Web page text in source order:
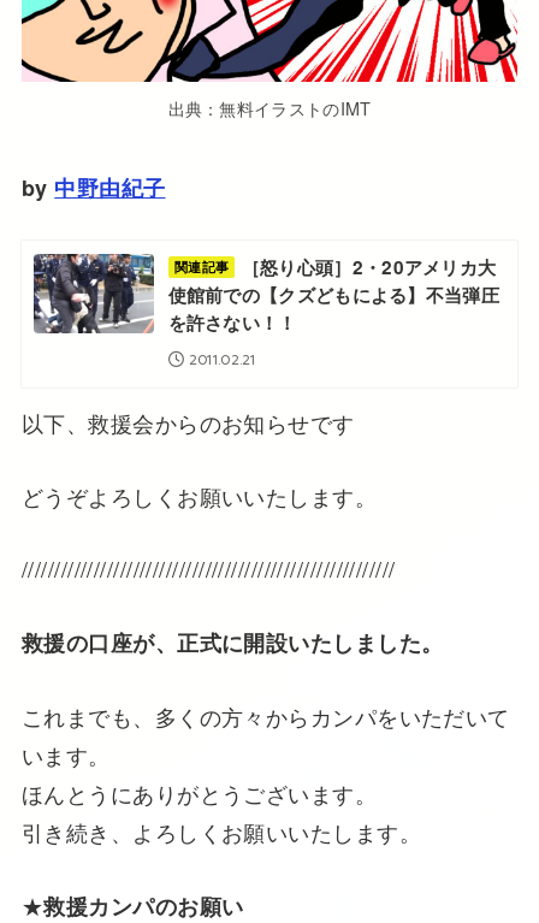
出典：無料イラストのIMT
by 中野由紀子
関連記事
［怒り心頭］2・20アメリカ大
使館前での【クズどもによる】不当弾圧
を許さない！！
2011.02.21
以下、救援会からのお知らせです
どうぞよろしくお願いいたします。
/////////////////////////////////////////////////////////
救援の口座が、正式に開設いたしました。
これまでも、多くの方々からカンパをいただいて
います。
ほんとうにありがとうございます。
引き続き、よろしくお願いいたします。
★救援カンパのお願い